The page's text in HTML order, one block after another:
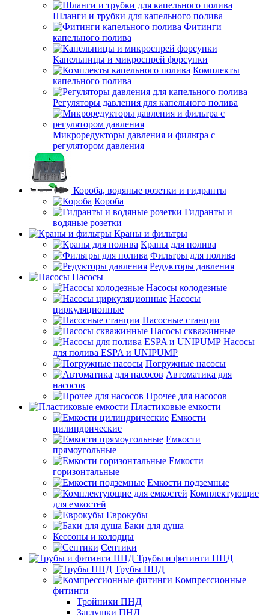
Шланги и трубки для капельного полива
Фитинги
капельного полива
Капельницы и микроспрей форсунки
Комплекты
капельного полива
Регуляторы давления для капельного полива
Микроредукторы давления и фильтра с
регулятором давления
Короба, водяные розетки и гидранты
Короба
Гидранты и
водяные розетки
Краны и фильтры
Краны для полива
Фильтры для полива
Редукторы давления
Насосы
Насосы колодезные
Насосы
циркуляционные
Насосные станции
Насосы скважинные
Насосы
для полива ESPA и UNIPUMP
Погружные насосы
Автоматика для
насосов
Прочее для насосов
Пластиковые емкости
Емкости
цилиндрические
Емкости
прямоугольные
Емкости
горизонтальные
Емкости подземные
Комплектующие
для емкостей
Еврокубы
Баки для душа
Кессоны и колодцы
Септики
Трубы и фитинги ПНД
Трубы ПНД
Компрессионные
фитинги
Тройники ПНД
Заглушки ПНД